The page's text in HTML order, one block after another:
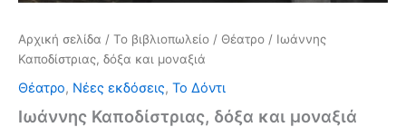
Αρχική σελίδα / Το βιβλιοπωλείο / Θέατρο / Ιωάννης
Καποδίστριας, δόξα και μοναξιά
Θέατρο, Νέες εκδόσεις, Το Δόντι
Ιωάννης Καποδίστριας, δόξα και μοναξιά